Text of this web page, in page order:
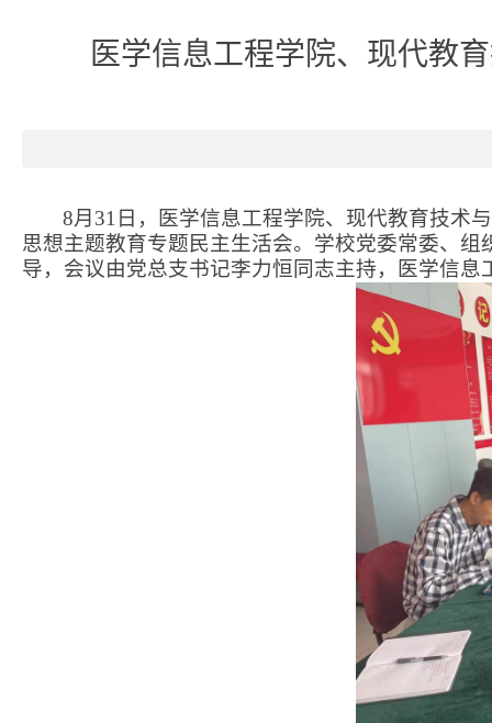
医学信息工程学院、现代教
8月 31 日，医学信息工程学院、现代教育技术
思想主题教育专题民主生活会。学校党委常委、
导，会议由党总支书记李力恒同志主持，医学信